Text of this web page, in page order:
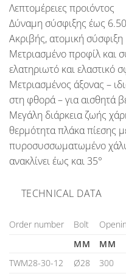
Λεπτομέρειες προιόντος
Δύναμη σύσφιξης έως
Ακριβής, ατομική σύσφιξη
Μετριασμένο προφίλ και
ελατηριωτό και ελαστικό
Μετριασμένος άξονας –
στη φθορά – για αισθητά
Μεγάλη διάρκεια ζωής
θερμότητα πλάκα πίεσης
πυροσυσσωματωμένο
ανακλίνει έως και 35°
TECHNICAL DATA
Order number Bolt
MM
MM
TWM28-30-12
Ø28 300